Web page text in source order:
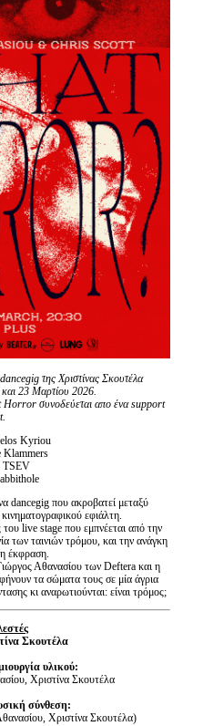
της Χριστίνας Σκουτέλα
23 Μαρτίου 2026.
συνοδεύεται απο ένα support
Kyriou
dancegig που ακροβατεί μεταξύ
εφιάλτη.
live stage που εμπνέεται από την
των ταινιών τρόμου, και την ανάγκη
έκφραση.
Αθανασίου των Deftera και η
τα σώματα τους σε μία άγρια
κι αναρωτιούνται: είναι τρόμος;
Σκουτέλα
υλικού:
Χριστίνα Σκουτέλα
σύνθεση:
Χριστίνα Σκουτέλα)